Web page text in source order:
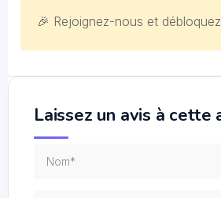
🎉 Rejoignez-nous et
Laissez un avis à cette